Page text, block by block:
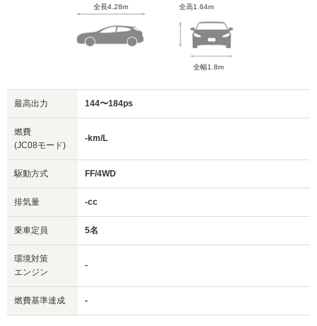
全長4.28m 全高1.64m
全幅1.8m
最高出力 144〜184ps
燃費
(JC08モード)
-km/L
駆動方式 FF/4WD
排気量 -cc
乗車定員 5名
環境対策
エンジン
-
燃費基準達成 -